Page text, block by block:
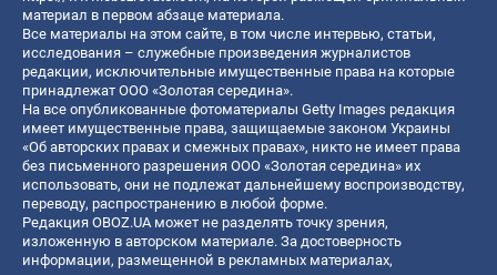
материал в первом абзаце материала.
Все материалы на этом сайте, в том числе интервью, статьи,
исследования – служебные произведения журналистов
редакции, исключительные имущественные права на которые
принадлежат ООО «Золотая середина».
На все опубликованные фотоматериалы Getty Images редакция
имеет имущественные права, защищаемые законом Украины
«Об авторских правах и смежных правах», никто не имеет права
без письменного разрешения ООО «Золотая середина» их
использовать, они не подлежат дальнейшему воспроизводству,
переводу, распространению в любой форме.
Редакция OBOZ.UA может не разделять точку зрения,
изложенную в авторском материале. За достоверность
информации, размещенной в рекламных материалах,